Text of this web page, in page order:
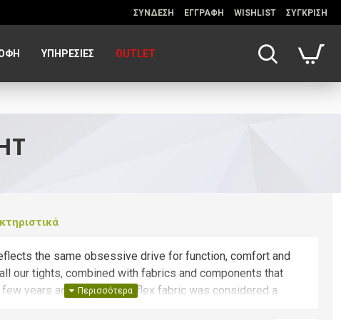
ΣΥΝΔΕΣΗ ΕΓΓΡΑΦΗ WISHLIST ΣΥΓΚΡΙΣΗ
ΥΠΗΡΕΣΊΕΣ OUTLET
the same obsessive drive for function, comfort and
our tights, combined with fabrics and components that
years ago. Our Thermoflex fabric was considered a